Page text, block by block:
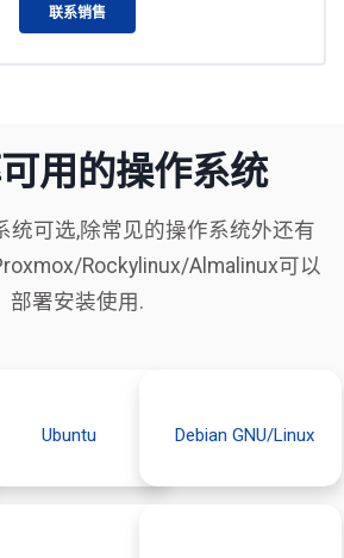
联系销售
用的操作系统
统可选,除常见的操作系统外还有
Rockylinux/Almalinux可以
部署安装使用.
Ubuntu Debian GNU/Linux